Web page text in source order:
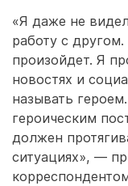
«Я даже не
работу с
произойдет. Я
новостях и
называть
героическим
должен
ситуациях», —